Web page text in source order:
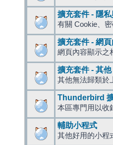
擴充套件 - 隱
有關 Cookie、
擴充套件 - 網
網頁內容顯示之
擴充套件 - 其他
其他無法歸類於
Thunderbird
本區專門用以收
輔助小程式
其他好用的小程